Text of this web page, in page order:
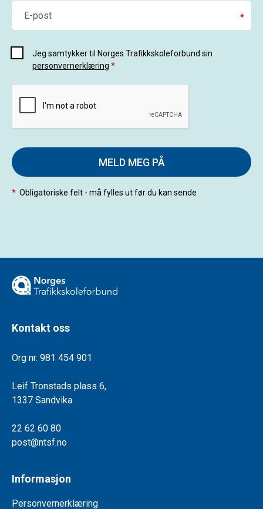
E-post *
Jeg samtykker til Norges Trafikkskoleforbund sin
personvernerklæring *
MELD MEG PÅ
* Obligatoriske felt - må fylles ut før du kan sende
Kontakt oss
Org nr. 981 454 901
Leif Tronstads plass 6,
1337 Sandvika
22 62 60 80
post@ntsf.no
Informasjon
Personvernerklæring